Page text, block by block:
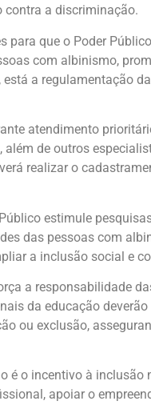
contra a discriminação.
para que o Poder
com albinismo,
a regulamentação
atendimento
de outros
realizar o
estimule
das pessoas com
a inclusão social e
a responsabilidade
da educação
ou exclusão,
é o incentivo à
apoiar o